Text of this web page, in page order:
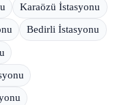
Karaözü İstasyonu
Bedirli İstasyonu